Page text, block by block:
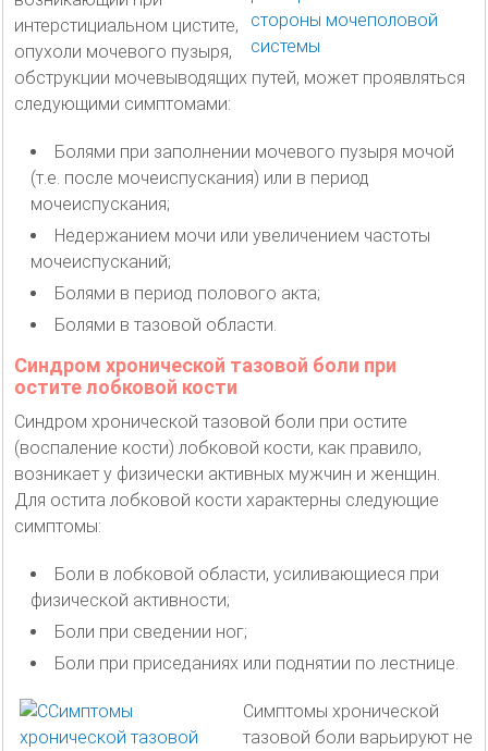
интерстициальном цистите,
опухоли мочевого пузыря,
обструкции мочевыводящих путей, может проявляться
следующими симптомами:
Болями при заполнении мочевого пузыря мочой
(т.е. после мочеиспускания) или в период
мочеиспускания;
Недержанием мочи или увеличением частоты
мочеиспусканий;
Болями в период полового акта;
Болями в тазовой области.
Синдром хронической тазовой боли при
остите лобковой кости
Синдром хронической тазовой боли при остите
(воспаление кости) лобковой кости, как правило,
возникает у физически активных мужчин и женщин.
Для остита лобковой кости характерны следующие
симптомы:
Боли в лобковой области, усиливающиеся при
физической активности;
Боли при сведении ног;
Боли при приседаниях или поднятии по лестнице.
Симптомы хронической
тазовой боли варьируют не